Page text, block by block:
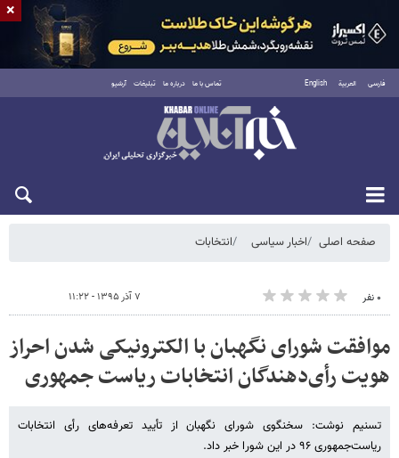
فارسی العربية English تماس با ما درباره ما تبلیغات آرشیو
شنبه ۱۷ مرداد ۱۴۰۵
صفحه اصلی اخبار سیاسی انتخابات
۰ نفر ۷ آذر ۱۳۹۵ - ۱۱:۲۲
موافقت شورای نگهبان با الکترونیکی شدن احراز
هویت رأی‌دهندگان انتخابات ریاست جمهوری
تسنیم نوشت: سخنگوی شورای نگهبان از تأیید تعرفه‌های رأی انتخابات
ریاست‌جمهوری ۹۶ در این شورا خبر داد.
×